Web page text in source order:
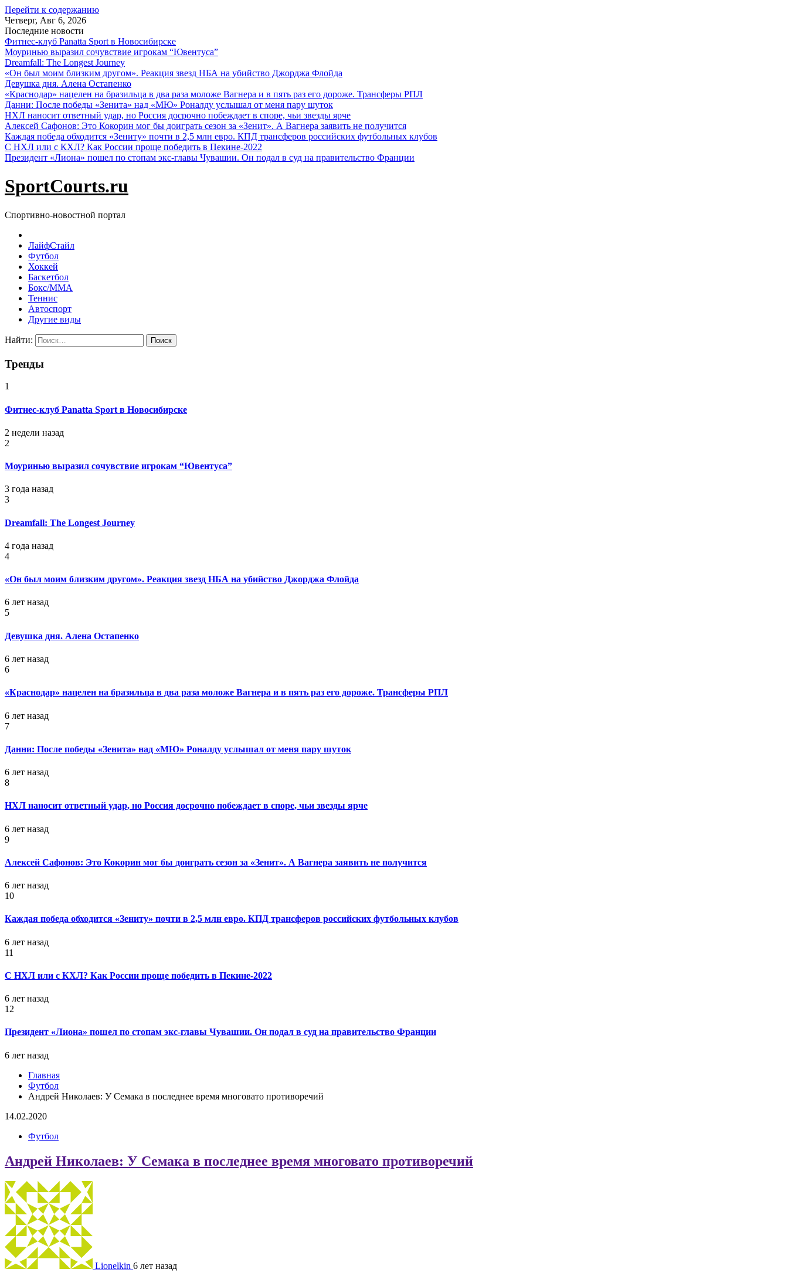
Перейти к содержанию
Четверг, Авг 6, 2026
Последние новости
Фитнес-клуб Panatta Sport в Новосибирске
Моуринью выразил сочувствие игрокам “Ювентуса”
Dreamfall: The Longest Journey
«Он был моим близким другом». Реакция звезд НБА на убийство Джорджа Флойда
Девушка дня. Алена Остапенко
«Краснодар» нацелен на бразильца в два раза моложе Вагнера и в пять раз его дороже. Трансферы РПЛ
Данни: После победы «Зенита» над «МЮ» Роналду услышал от меня пару шуток
НХЛ наносит ответный удар, но Россия досрочно побеждает в споре, чьи звезды ярче
Алексей Сафонов: Это Кокорин мог бы доиграть сезон за «Зенит». А Вагнера заявить не получится
Каждая победа обходится «Зениту» почти в 2,5 млн евро. КПД трансферов российских футбольных клубов
С НХЛ или с КХЛ? Как России проще победить в Пекине-2022
Президент «Лиона» пошел по стопам экс-главы Чувашии. Он подал в суд на правительство Франции
SportCourts.ru
Спортивно-новостной портал
ЛайфСтайл
Футбол
Хоккей
Баскетбол
Бокс/MMA
Теннис
Автоспорт
Другие виды
Найти:
Тренды
1
Фитнес-клуб Panatta Sport в Новосибирске
2 недели назад
2
Моуринью выразил сочувствие игрокам “Ювентуса”
3 года назад
3
Dreamfall: The Longest Journey
4 года назад
4
«Он был моим близким другом». Реакция звезд НБА на убийство Джорджа Флойда
6 лет назад
5
Девушка дня. Алена Остапенко
6 лет назад
6
«Краснодар» нацелен на бразильца в два раза моложе Вагнера и в пять раз его дороже. Трансферы РПЛ
6 лет назад
7
Данни: После победы «Зенита» над «МЮ» Роналду услышал от меня пару шуток
6 лет назад
8
НХЛ наносит ответный удар, но Россия досрочно побеждает в споре, чьи звезды ярче
6 лет назад
9
Алексей Сафонов: Это Кокорин мог бы доиграть сезон за «Зенит». А Вагнера заявить не получится
6 лет назад
10
Каждая победа обходится «Зениту» почти в 2,5 млн евро. КПД трансферов российских футбольных клубов
6 лет назад
11
С НХЛ или с КХЛ? Как России проще победить в Пекине-2022
6 лет назад
12
Президент «Лиона» пошел по стопам экс-главы Чувашии. Он подал в суд на правительство Франции
6 лет назад
Главная
Футбол
Андрей Николаев: У Семака в последнее время многовато противоречий
14.02.2020
Футбол
Андрей Николаев: У Семака в последнее время многовато противоречий
Lionelkin 6 лет назад